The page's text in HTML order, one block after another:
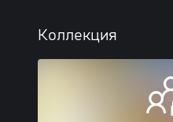
Коллекция